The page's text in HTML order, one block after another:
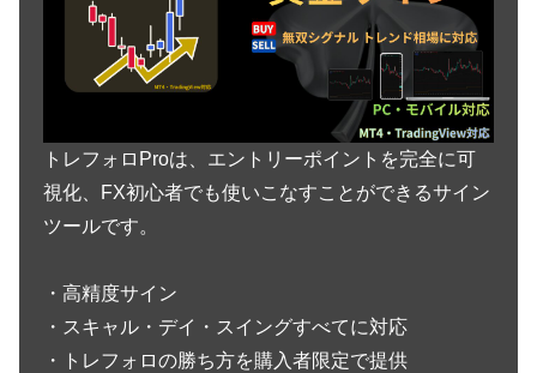
トレフォロProは、エントリーポイントを完全に可
視化、FX初心者でも使いこなすことができるサイン
ツールです。
・高精度サイン
・スキャル・デイ・スイングすべてに対応
・トレフォロの勝ち方を購入者限定で提供